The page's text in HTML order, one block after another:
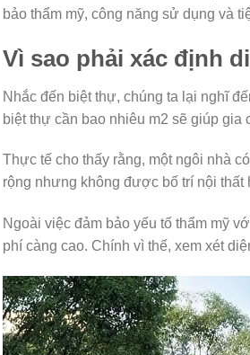
bảo thẩm mỹ, công năng sử dụng và
Vì sao phải xác định
Nhắc đến biệt thự, chúng ta lại nghĩ
biệt thự cần bao nhiêu m2 sẽ giúp
Thực tế cho thấy rằng, một ngôi nhà
rộng nhưng không được bố trí nội thất
Ngoài việc đảm bảo yếu tố thẩm mỹ
phí càng cao. Chính vì thế, xem xét